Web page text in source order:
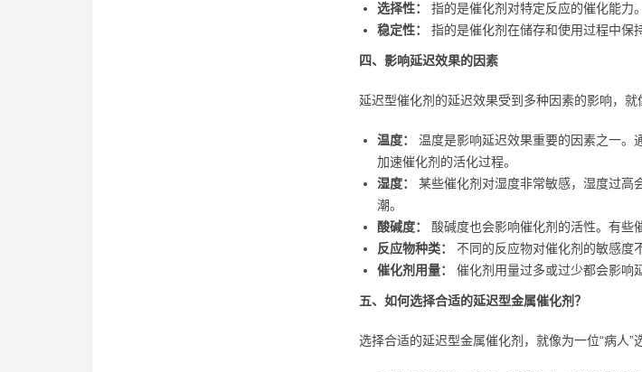
选择性：
指的是催化剂对特定反应的催化能力
稳定性：
指的是催化剂在储存和使用过程中保
四、影响延迟效果的因素
延迟型催化剂的延迟效果受到多种因素的影响，就
温度：
温度是影响延迟效果重要的因素之一。
加速催化剂的活化过程。
湿度：
某些催化剂对湿度非常敏感，湿度过高
潮。
酸碱度：
酸碱度也会影响催化剂的活性。有些
反应物种类：
不同的反应物对催化剂的敏感度
催化剂用量：
催化剂用量过多或过少都会影响
五、如何选择合适的延迟型金属催化剂？
选择合适的延迟型金属催化剂，就像为一位“病人